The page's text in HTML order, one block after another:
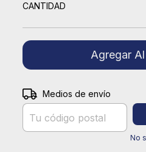
CANTIDAD
Entregas para el CP:
Medios de envío
No